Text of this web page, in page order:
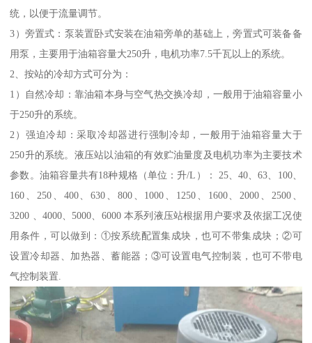
统，以便于流量调节。
3）旁置式：泵装置卧式安装在油箱旁单的基础上，旁置式可装备备
用泵，主要用于油箱容量大250升，电机功率7.5千瓦以上的系统。
2、按站的冷却方式可分为：
1）自然冷却：靠油箱本身与空气热交换冷却，一般用于油箱容量小
于250升的系统。
2）强迫冷却：采取冷却器进行强制冷却，一般用于油箱容量大于
250升的系统。液压站以油箱的有效贮油量度及电机功率为主要技术
参数。油箱容量共有18种规格（单位：升/L）： 25、40、63、100、
160、250、400、630、800、1000、1250、1600、2000、2500、
3200 、4000、5000、6000 本系列液压站根据用户要求及依据工况使
用条件，可以做到：①按系统配置集成块，也可不带集成块；②可
设置冷却器、加热器、蓄能器；③可设置电气控制装，也可不带电
气控制装置.